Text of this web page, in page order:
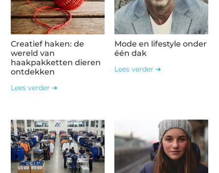
Creatief haken: de
wereld van
haakpakketten dieren
ontdekken
Lees verder ➜
Mode en lifestyle onder
één dak
Lees verder ➜